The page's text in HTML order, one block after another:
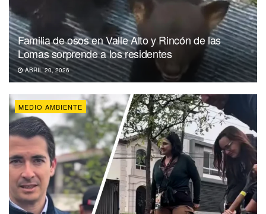
Familia de osos en Valle Alto y Rincón de las
Lomas sorprende a los residentes
ABRIL 20, 2026
MEDIO AMBIENTE